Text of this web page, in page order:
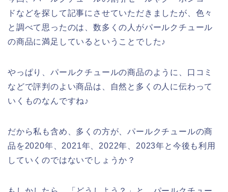
ドなどを探して記事にさせていただきましたが、色々
と調べて思ったのは、数多くの人がパールクチュール
の商品に満足しているということでした♪
やっぱり、パールクチュールの商品のように、口コミ
などで評判のよい商品は、自然と多くの人に伝わって
いくものなんですね♪
だから私も含め、多くの方が、パールクチュールの商
品を2020年、2021年、2022年、2023年と今後も利用
していくのではないでしょうか？